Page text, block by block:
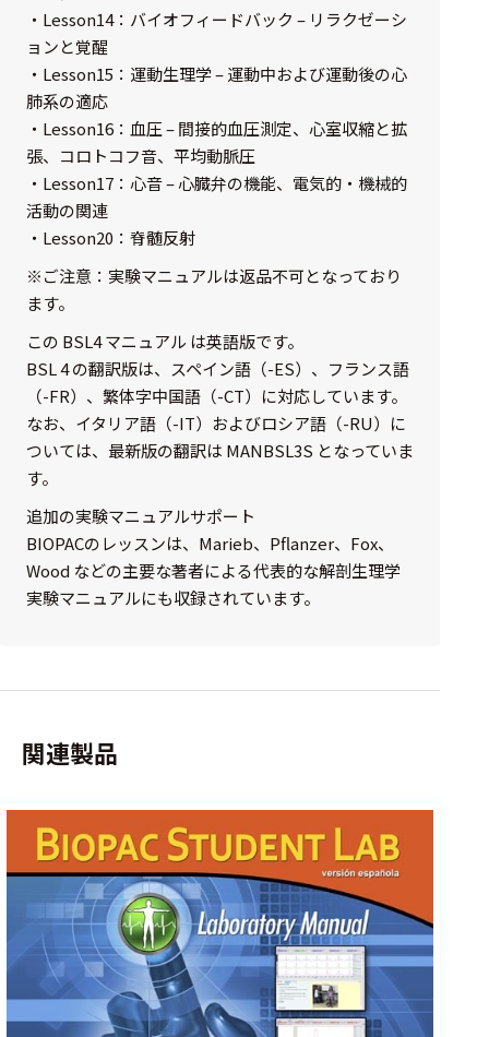
選択した条件をク
リアする
698
件
の
製
品
を
表
示
す
る
・Lesson14：バイオフィードバック – リラクゼーシ
ョンと覚醒
・Lesson15：運動生理学 – 運動中および運動後の心
肺系の適応
・Lesson16：血圧 – 間接的血圧測定、心室収縮と拡
張、コロトコフ音、平均動脈圧
・Lesson17：心音 – 心臓弁の機能、電気的・機械的
活動の関連
・Lesson20：脊髄反射
※ご注意：実験マニュアルは返品不可となっており
ます。
この BSL4 マニュアル は英語版です。
BSL 4 の翻訳版は、スペイン語（-ES）、フランス語
（-FR）、繁体字中国語（-CT）に対応しています。
なお、イタリア語（-IT）およびロシア語（-RU）に
ついては、最新版の翻訳は MANBSL3S となっていま
す。
追加の実験マニュアルサポート
BIOPACのレッスンは、Marieb、Pflanzer、Fox、
Wood などの主要な著者による代表的な解剖生理学
実験マニュアルにも収録されています。
関連製品